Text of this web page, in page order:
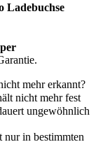
Ladebuchse
mehr erkannt?
nicht mehr fest
ungewöhnlich
in bestimmten